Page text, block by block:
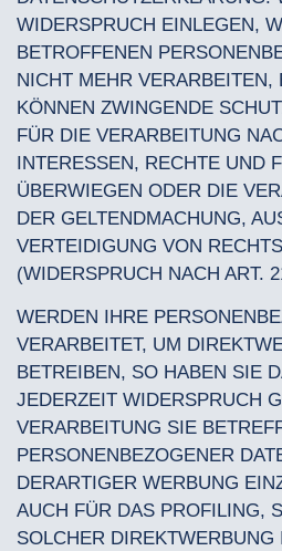
WIDERSPRUCH EINLEGEN,
BETROFFENEN
NICHT MEHR VERARBEITEN,
KÖNNEN ZWINGENDE
FÜR DIE VERARBEITUNG
INTERESSEN, RECHTE UND
ÜBERWIEGEN ODER DIE
DER GELTENDMACHUNG,
VERTEIDIGUNG VON
(WIDERSPRUCH NACH ART.
WERDEN IHRE
VERARBEITET, UM
BETREIBEN, SO HABEN SIE
JEDERZEIT WIDERSPRUCH
VERARBEITUNG SIE
PERSONENBEZOGENER
DERARTIGER WERBUNG
AUCH FÜR DAS PROFILING,
SOLCHER DIREKTWERBUNG